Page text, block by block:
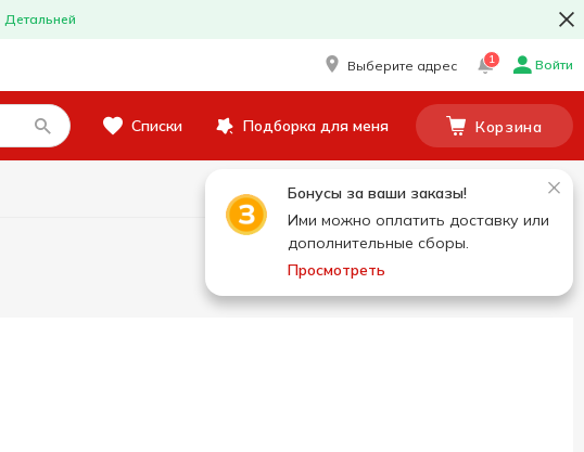
Детальней
Выберите адрес 1 Войти
Списки Подборка для меня Корзина
Бонусы за ваши заказы!
Ими можно оплатить доставку или
дополнительные сборы.
Просмотреть